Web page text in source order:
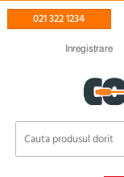
021 322 1234
Inregistrare